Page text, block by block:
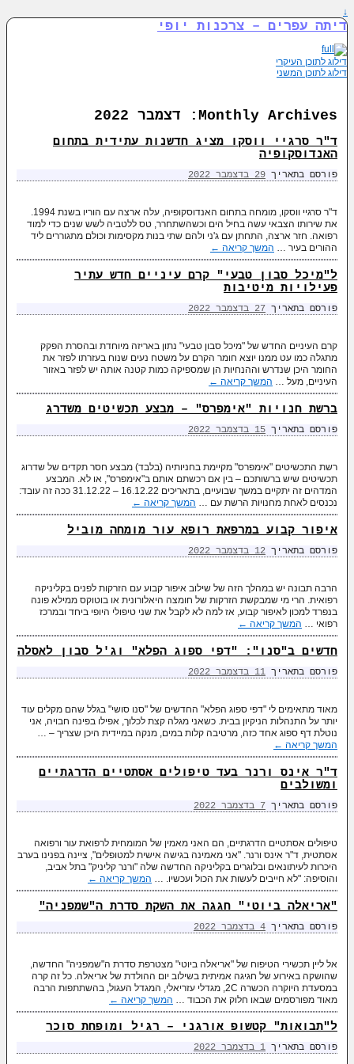
↓
דיתה עפרים – צרכנות יופי
דילוג לתוכן העיקרי
דילוג לתוכן המשני
Monthly Archives: דצמבר 2022
ד"ר סרגיי ווסקו מציג חדשנות עתידית בתחום
האנדוסקופיה
פורסם בתאריך 29 בדצמבר 2022
ד"ר סרגיי ווסקו, מומחה בתחום האנדוסקופיה, עלה ארצה עם הוריו בשנת 1994.
את שירותו הצבאי עשה בחיל הים וכשהשתחרר, טס ללטביה לשש שנים כדי למוד
רפואה. חזר ארצה, התחתן עם ג'ני ולהם שתי בנות מקסימות וכולם מתגוררים ליד
ההורים בעיר … המשך קריאה ←
ל"מיכל סבון טבעי" קרם עיניים חדש עתיר
פעילויות מיטיבות
פורסם בתאריך 27 בדצמבר 2022
קרם העיניים החדש של "מיכל סבון טבעי" נתון באריזה מיוחדת ובהסרת הפקק
מתגלה כמו עט ממנו יוצא חומר הקרם על משטח נעים שנוח בעזרתו לפזר את
החומר היכן שנדרש וההנחיות הן שמספיקה כמות קטנה אותה יש לפזר באזור
העיניים, מעל … המשך קריאה ←
ברשת חנויות "אימפרס" – מבצע תכשיטים משדרג
פורסם בתאריך 15 בדצמבר 2022
רשת התכשיטים "אימפרס" מקיימת בחניותיה (בלבד) מבצע חסר תקדים של שדרוג
תכשיטים שיש ברשותכם – בין אם רכשתם אותם ב"אימפרס", או לא. המבצע
המדהים זה יתקיים במשך שבועיים, בתאריכים 16.12.22 – 31.12.22 ככה זה עובד:
נכנסים לאחת מחנויות הרשת עם … המשך קריאה ←
איפור קבוע במרפאת רופא עור מומחה מוביל
פורסם בתאריך 12 בדצמבר 2022
הרבה תבונה יש במהלך הזה של שילוב איפור קבוע עם הזרקות לפנים בקליניקה
רפואית. הרי מי שמבקשת הזרקות של חומצה היאלורונית או בוטוקס ממילא פונה
בנפרד למכון לאיפור קבוע, אז למה לא לקבל את שני טיפולי היופי ביחד ובמרכז
רפואי … המשך קריאה ←
חדשים ב"סנו": "דפי ספוג הפלא" וג'ל סבון לאסלה
פורסם בתאריך 11 בדצמבר 2022
מאוד מתאימים לי "דפי ספוג הפלא" החדשים של "סנו סושי" בגלל שהם מקלים עוד
יותר על התנהלות הניקיון בבית. כשאני מגלה קצת לכלוך, אפילו בפינה חבויה, אני
נוטלת דף ספוג אחד כזה, מרטיבה קלות במים, מנקה במיידית היכן שצריך – …
המשך קריאה ←
ד"ר אינס ורנר בעד טיפולים אסתטיים הדרגתיים
ומשולבים
פורסם בתאריך 7 בדצמבר 2022
טיפולים אסתטיים הדרגתיים, הם האני מאמין של המומחית לרפואת עור ורפואה
אסתטית, ד"ר אינס ורנר. "אני מאמינה בגישה אישית למטופלים", ציינה בפנינו בערב
היכרות לעיתונאים ובלוגרים בקליניקה החדשה שלה "ורנר קליניק" בתל אביב,
והוסיפה: "לא חייבים לעשות את הכול ועכשיו. … המשך קריאה ←
"אריאלה ביוטי" חגגה את השקת סדרת ה"שמפניה"
פורסם בתאריך 4 בדצמבר 2022
אל ליין תכשירי הטיפוח של "אריאלה ביוטי" מצטרפת סדרת ה"שמפניה" החדשה,
שהושקה באירוע של חגיגה אמיתית בשילוב יום ההולדת של אריאלה. כל זה קרה
במסעדת היוקרה הכשרה 2C, מגדלי עזריאלי, המגדל העגול, בהשתתפות הרבה
מאוד מפורסמים שבאו חלוק את הכבוד … המשך קריאה ←
ל"תבואות" קטשופ אורגני – רגיל ומופחת סוכר
פורסם בתאריך 1 בדצמבר 2022